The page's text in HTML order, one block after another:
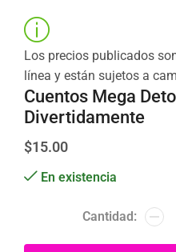
Los precios publicados
línea y están sujetos a
Cuentos Mega
Divertidamente
$15.00
En existencia